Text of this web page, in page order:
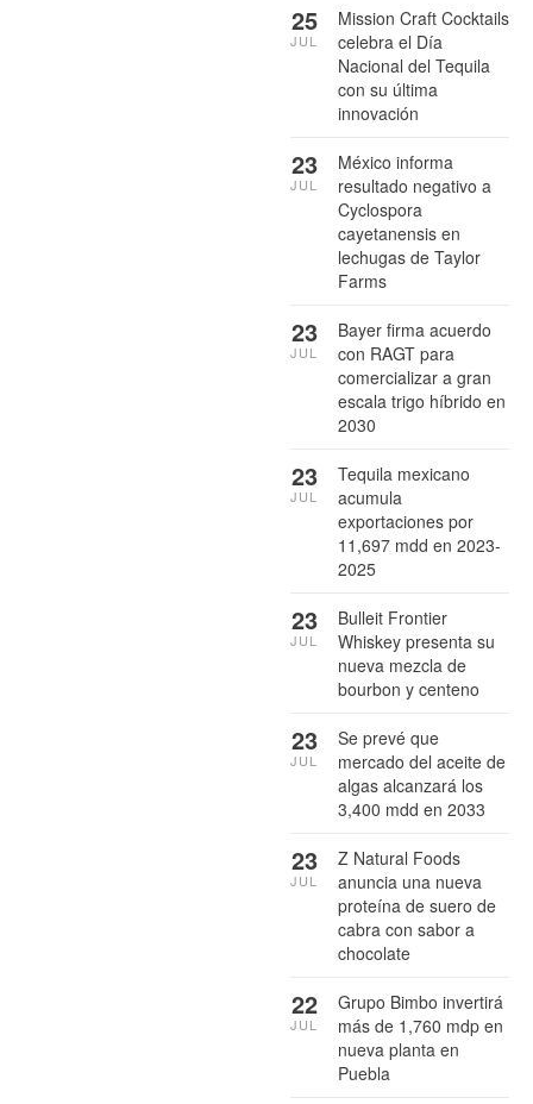
Mission Craft Cocktails
celebra el Día
Nacional del Tequila
con su última
innovación
25
JUL
México informa
resultado negativo a
Cyclospora
cayetanensis en
lechugas de Taylor
Farms
23
JUL
Bayer firma acuerdo
con RAGT para
comercializar a gran
escala trigo híbrido en
2030
23
JUL
Tequila mexicano
acumula
exportaciones por
11,697 mdd en 2023-
2025
23
JUL
Bulleit Frontier
Whiskey presenta su
nueva mezcla de
bourbon y centeno
23
JUL
Se prevé que
mercado del aceite de
algas alcanzará los
3,400 mdd en 2033
23
JUL
Z Natural Foods
anuncia una nueva
proteína de suero de
cabra con sabor a
chocolate
23
JUL
Grupo Bimbo invertirá
más de 1,760 mdp en
nueva planta en
Puebla
22
JUL